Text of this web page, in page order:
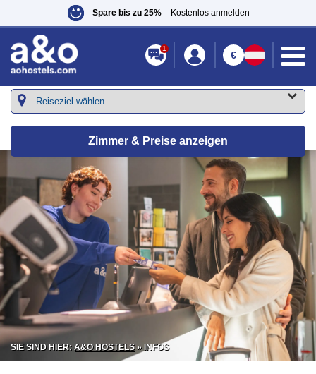
Spare bis zu 25%– Kostenlos anmelden
1
€
SIE SIND HIER: A&O HOSTELS» INFOS
Zimmer & Preise anzeigen